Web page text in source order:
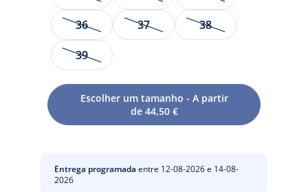
36
37
38
39
Escolher um tamanho - A partir
de 44,50 €
Entrega programada entre 12-08-2026 e 14-08-
2026
Muito retro chique, os botins para meninas brincam com a
carta gráfica graças a um elegante efeito patchwork
misturando couro liso, envernizado e couro curtido. Para
60, não irá resistir.